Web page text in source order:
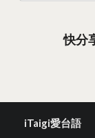
快分
iTaigi愛台語